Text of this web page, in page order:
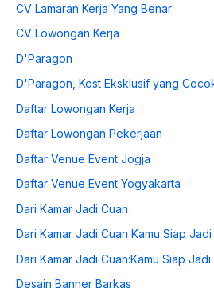
CV Lamaran Kerja Yang Benar
CV Lowongan Kerja
D'Paragon
D'Paragon, Kost Eksklusif yang
Daftar Lowongan Kerja
Daftar Lowongan Pekerjaan
Daftar Venue Event Jogja
Daftar Venue Event Yogyakarta
Dari Kamar Jadi Cuan
Dari Kamar Jadi Cuan Kamu Siap
Dari Kamar Jadi Cuan:Kamu Siap Jadi
Desain Banner Barkas